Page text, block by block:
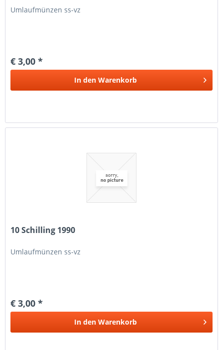
Umlaufmünzen ss-vz
€ 3,00 *
In den Warenkorb
10 Schilling 1990
Umlaufmünzen ss-vz
€ 3,00 *
In den Warenkorb